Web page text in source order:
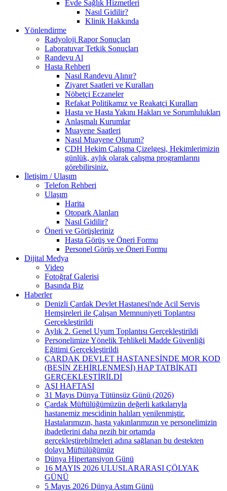
Evde Sağlık Hizmetleri
Nasıl Gidilir?
Klinik Hakkında
Yönlendirme
Radyoloji Rapor Sonuçları
Laboratuvar Tetkik Sonuçları
Randevu Al
Hasta Rehberi
Nasıl Randevu Alınır?
Ziyaret Saatleri ve Kuralları
Nöbetçi Eczaneler
Refakat Politikamız ve Reakatçi Kuralları
Hasta ve Hasta Yakını Hakları ve Sorumlulukları
Anlaşmalı Kurumlar
Muayene Saatleri
Nasıl Muayene Olurum?
ÇDH Hekim Çalışma Çizelgesi, Hekimlerimizin
günlük, aylık olarak çalışma programlarını
görebilirsiniz.
İletişim / Ulaşım
Telefon Rehberi
Ulaşım
Harita
Otopark Alanları
Nasıl Gidilir?
Öneri ve Görüşleriniz
Hasta Görüş ve Öneri Formu
Personel Görüş ve Öneri Formu
Dijital Medya
Video
Fotoğraf Galerisi
Basında Biz
Haberler
Denizli Çardak Devlet Hastanesi'nde Acil Servis
Hemşireleri ile Çalışan Memnuniyeti Toplantısı
Gerçekleştirildi
Aylık 2. Genel Uyum Toplantısı Gerçekleştirildi
Personelimize Yönelik Tehlikeli Madde Güvenliği
Eğitimi Gerçekleştirildi
ÇARDAK DEVLET HASTANESİNDE MOR KOD
(BESİN ZEHİRLENMESİ) HAP TATBİKATI
GERÇEKLEŞTİRİLDİ
AŞI HAFTASI
31 Mayıs Dünya Tütünsüz Günü (2026)
Çardak Müftülüğümüzün değerli katkılarıyla
hastanemiz mescidinin halıları yenilenmiştir.
Hastalarımızın, hasta yakınlarımızın ve personelimizin
ibadetlerini daha nezih bir ortamda
gerçekleştirebilmeleri adına sağlanan bu destekten
dolayı Müftülüğümüz
Dünya Hipertansiyon Günü
16 MAYIS 2026 ULUSLARARASI ÇÖLYAK
GÜNÜ
5 Mayıs 2026 Dünya Astım Günü